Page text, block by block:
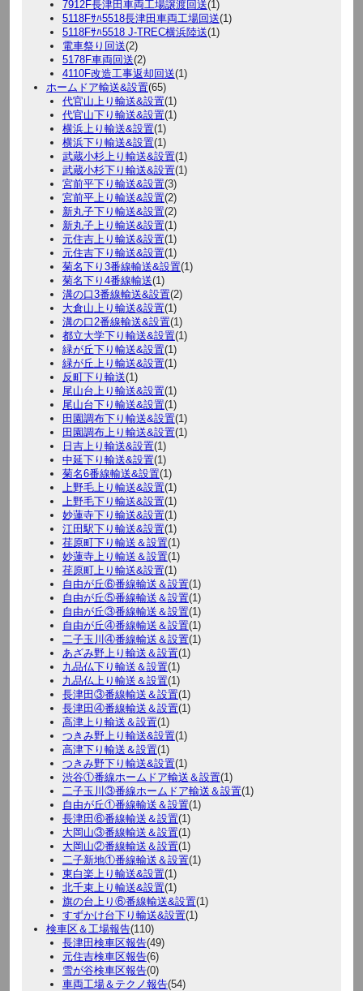
7912F長津田車両工場譲渡回送(1)
5118Fｻﾊ5518長津田車両工場回送(1)
5118Fｻﾊ5518 J-TREC横浜陸送(1)
電車祭り回送(2)
5178F車両回送(2)
4110F改造工事返却回送(1)
ホームドア輸送&設置(65)
代官山上り輸送&設置(1)
代官山下り輸送&設置(1)
横浜上り輸送&設置(1)
横浜下り輸送&設置(1)
武蔵小杉上り輸送&設置(1)
武蔵小杉下り輸送&設置(1)
宮前平下り輸送&設置(3)
宮前平上り輸送&設置(2)
新丸子下り輸送&設置(2)
新丸子上り輸送&設置(1)
元住吉上り輸送&設置(1)
元住吉下り輸送&設置(1)
菊名下り3番線輸送&設置(1)
菊名下り4番線輸送(1)
溝の口3番線輸送&設置(2)
大倉山上り輸送&設置(1)
溝の口2番線輸送&設置(1)
都立大学下り輸送&設置(1)
緑が丘下り輸送&設置(1)
緑が丘上り輸送&設置(1)
反町下り輸送(1)
尾山台上り輸送&設置(1)
尾山台下り輸送&設置(1)
田園調布下り輸送&設置(1)
田園調布上り輸送&設置(1)
日吉上り輸送&設置(1)
中延下り輸送&設置(1)
菊名6番線輸送&設置(1)
上野毛上り輸送&設置(1)
上野毛下り輸送&設置(1)
妙蓮寺下り輸送&設置(1)
江田駅下り輸送&設置(1)
荏原町下り輸送＆設置(1)
妙蓮寺上り輸送＆設置(1)
荏原町上り輸送&設置(1)
自由が丘⑥番線輸送＆設置(1)
自由が丘⑤番線輸送＆設置(1)
自由が丘③番線輸送＆設置(1)
自由が丘④番線輸送＆設置(1)
二子玉川④番線輸送＆設置(1)
あざみ野上り輸送＆設置(1)
九品仏下り輸送＆設置(1)
九品仏上り輸送＆設置(1)
長津田③番線輸送＆設置(1)
長津田④番線輸送＆設置(1)
高津上り輸送＆設置(1)
つきみ野上り輸送&設置(1)
高津下り輸送＆設置(1)
つきみ野下り輸送&設置(1)
渋谷①番線ホームドア輸送＆設置(1)
二子玉川③番線ホームドア輸送＆設置(1)
自由が丘①番線輸送＆設置(1)
長津田⑥番線輸送＆設置(1)
大岡山③番線輸送＆設置(1)
大岡山②番線輸送＆設置(1)
二子新地①番線輸送＆設置(1)
東白楽上り輸送&設置(1)
北千束上り輸送&設置(1)
旗の台上り⑥番線輸送&設置(1)
すずかけ台下り輸送&設置(1)
検車区＆工場報告(110)
長津田検車区報告(49)
元住吉検車区報告(6)
雪が谷検車区報告(0)
車両工場＆テクノ報告(54)